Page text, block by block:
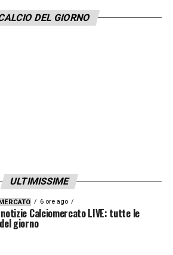
DEL GIORNO
ULTIMISSIME
6 ore ago
Calciomercato LIVE: tutte le
giorno